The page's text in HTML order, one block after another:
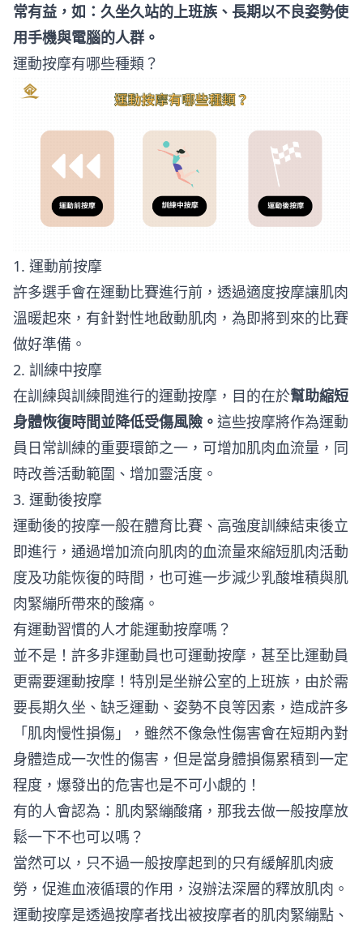
常有益，如：久坐久站的上班族、長期以不良姿勢使
用手機與電腦的人群。
運動按摩有哪些種類？
1. 運動前按摩
許多選手會在運動比賽進行前，透過適度按摩讓肌肉
溫暖起來，有針對性地啟動肌肉，為即將到來的比賽
做好準備。
2. 訓練中按摩
在訓練與訓練間進行的運動按摩，目的在於幫助縮短
身體恢復時間並降低受傷風險。 這些按摩將作為運動
員日常訓練的重要環節之一，可增加肌肉血流量，同
時改善活動範圍、增加靈活度。
3. 運動後按摩
運動後的按摩一般在體育比賽、高強度訓練結束後立
即進行，通過增加流向肌肉的血流量來縮短肌肉活動
度及功能恢復的時間，也可進一步減少乳酸堆積與肌
肉緊繃所帶來的酸痛。
有運動習慣的人才能運動按摩嗎？
並不是！許多非運動員也可運動按摩，甚至比運動員
更需要運動按摩！特別是坐辦公室的上班族，由於需
要長期久坐、缺乏運動、姿勢不良等因素，造成許多
「肌肉慢性損傷」，雖然不像急性傷害會在短期內對
身體造成一次性的傷害，但是當身體損傷累積到一定
程度，爆發出的危害也是不可小覷的！
有的人會認為：肌肉緊繃酸痛，那我去做一般按摩放
鬆一下不也可以嗎？
當然可以，只不過一般按摩起到的只有緩解肌肉疲
勞，促進血液循環的作用，沒辦法深層的釋放肌肉。
運動按摩是透過按摩者找出被按摩者的肌肉緊繃點、